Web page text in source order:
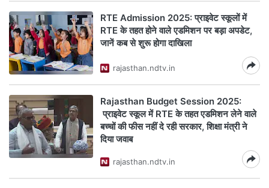
RTE Admission 2025: प्राइवेट स्‍कूलों में
RTE के तहत होने वाले एडम‍िशन पर बड़ा अपडेट,
जानें कब से शुरू होगा दाख‍िला
rajasthan.ndtv.in
Rajasthan Budget Session 2025:
प्राइवेट स्‍कूल में RTE के तहत एडम‍िशन लेने वाले
बच्‍चों की फीस नहीं दे रही सरकार, श‍िक्षा मंत्री ने
द‍िया जवाब
rajasthan.ndtv.in